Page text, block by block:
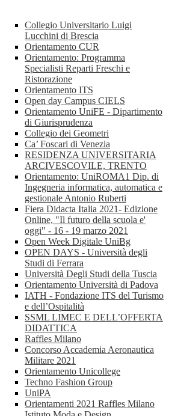
Collegio Universitario Luigi
Lucchini di Brescia
Orientamento CUR
Orientamento: Programma
Specialisti Reparti Freschi e
Ristorazione
Orientamento ITS
Open day Campus CIELS
Orientamento UniFE - Dipartimento
di Giurisprudenza
Collegio dei Geometri
Ca’ Foscari di Venezia
RESIDENZA UNIVERSITARIA
ARCIVESCOVILE, TRENTO
Orientamento: UniROMA1 Dip. di
Ingegneria informatica, automatica e
gestionale Antonio Ruberti
Fiera Didacta Italia 2021- Edizione
Online, "Il futuro della scuola e'
oggi" - 16 - 19 marzo 2021
Open Week Digitale UniBg
OPEN DAYS - Università degli
Studi di Ferrara
Università Degli Studi della Tuscia
Orientamento Università di Padova
IATH - Fondazione ITS del Turismo
e dell’Ospitalità
SSML LIMEC E DELL’OFFERTA
DIDATTICA
Raffles Milano
Concorso Accademia Aeronautica
Militare 2021
Orientamento Unicollege
Techno Fashion Group
UniPA
Orientamenti 2021 Raffles Milano